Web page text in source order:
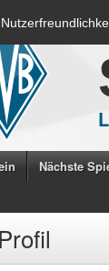
Nächste